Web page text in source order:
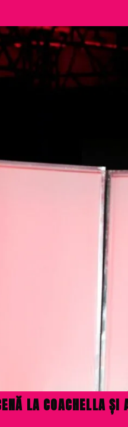
LA COACHELLA